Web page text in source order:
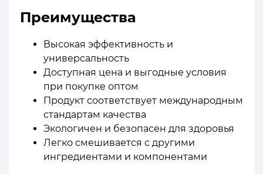
Преимущества
Высокая эффективность и
универсальность
Доступная цена и выгодные условия
при покупке оптом
Продукт соответствует международным
стандартам качества
Экологичен и безопасен для здоровья
Легко смешивается с другими
ингредиентами и компонентами